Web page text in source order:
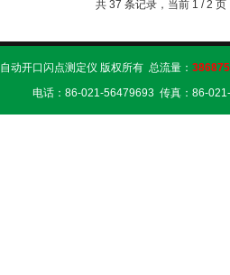
共 37 条记录，当前 1 / 2
自动开口闪点测定仪 版权所有 总流量： 386875
电话：86-021-56479693 传真：86-